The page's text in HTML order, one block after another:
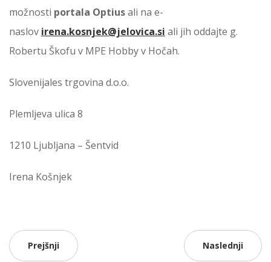
možnosti portala Optiusali na e-
naslov irena.kosnjek@jelovica.si ali jih oddajte g.
Robertu Škofu v MPE Hobby v Hočah.
Slovenijales trgovina d.o.o.
Plemljeva ulica 8
1210 Ljubljana – Šentvid
Irena Košnjek
Prejšnji Naslednji